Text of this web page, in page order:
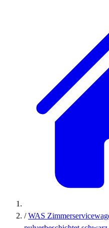
/ WAS